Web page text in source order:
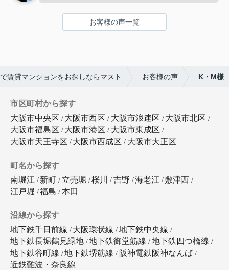
お客様の声一覧
賃貸マンションをお探しならマスト お客様の声 K・M様
市区町村から探す
大阪市中央区
大阪市西区 大阪市浪速区
大阪市北区
大阪市福島区
大阪市港区
大阪市東成区
大阪市天王寺区
大阪市西成区 大阪市大正区
町名から探す
南堀江
新町 立売堀 桜川 吉野 海老江
敷津西
江戸堀
福島 本田
沿線から探す
地下鉄千日前線
大阪環状線 地下鉄中央線
地下鉄長堀鶴見緑地
地下鉄御堂筋線 地下鉄四つ橋線
地下鉄谷町線
地下鉄堺筋線 阪神電鉄阪神なんば
近鉄難波・奈良線